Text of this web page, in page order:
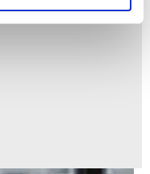
ve bu noktada,
noktasında tek gelir